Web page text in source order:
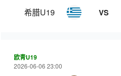
希腊U19 VS
欧青U19
2026-06-06 23:00